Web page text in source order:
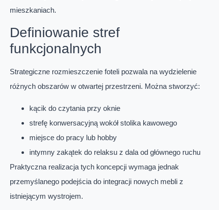
mieszkaniach.
Definiowanie stref
funkcjonalnych
Strategiczne rozmieszczenie foteli pozwala na wydzielenie
różnych obszarów w otwartej przestrzeni. Można stworzyć:
kącik do czytania przy oknie
strefę konwersacyjną wokół stolika kawowego
miejsce do pracy lub hobby
intymny zakątek do relaksu z dala od głównego ruchu
Praktyczna realizacja tych koncepcji wymaga jednak
przemyślanego podejścia do integracji nowych mebli z
istniejącym wystrojem.